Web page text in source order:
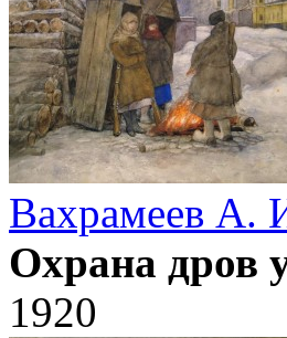
Вахрамеев А.
Охрана дров
1920